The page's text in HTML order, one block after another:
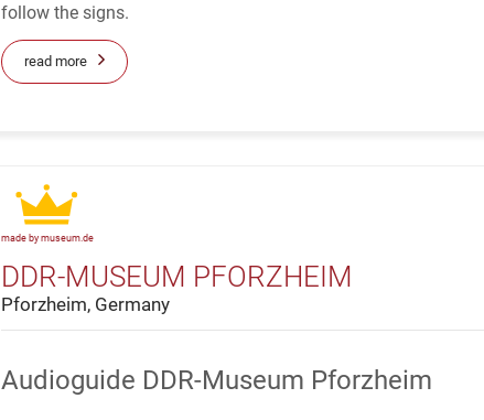
follow the signs.
read more
made by museum.de
DDR-MUSEUM PFORZHEIM
Pforzheim, Germany
Audioguide DDR-Museum Pforzheim